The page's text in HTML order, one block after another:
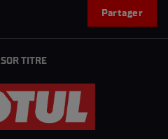
Partager
TITRE